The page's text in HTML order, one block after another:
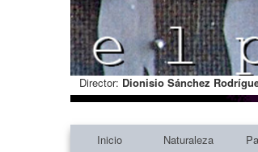
Director: Dionisio Sánchez
Inicio Naturaleza